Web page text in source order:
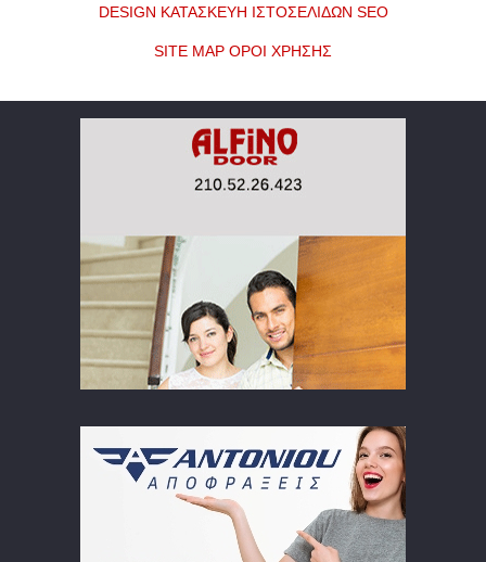
DESIGN ΚΑΤΑΣΚΕΥΗ ΙΣΤΟΣΕΛΙΔΩΝ SEO
SITE MAP ΟΡΟΙ ΧΡΗΣΗΣ